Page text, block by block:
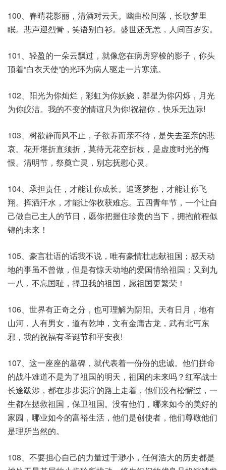
100、春晴花影丽，清酒对云天。幽曲松间落，长歌梦里
眠。悲声迎烈骨，笑语别白衫。盛世还无恙，人间百岁安。
101、轻盈的一朵云飘过，就像您在病房穿梭的影子，你头
顶着“白衣天使”的光环为病人驱走一片寒流。
102、阳光为你灿烂，彩虹为你妖娆，群星为你闪烁，月光
为你皎洁。我的不变的情谊只为你!祝福你，快乐无边际!
103、树欲静而风不止，子欲养而亲不待，是失去至亲的悲
哀。花开堪折直须折，莫待无花空折枝，是虚度时光的悔
恨。清明节，祭奠亡灵，别忘抚慰心灵。
104、承担责任，才能让你成长。追逐梦想，才能让你飞
翔。挥洒汗水，才能让你收获难忘。五四青年节，一个让自
己做自己主人的节日，愿你把握住珍贵的当下，拥抱前程似
锦的未来！
105、豪言壮语的话我不说，唯有豪情壮志献祖国；感天动
地的事虽不曾做，但是有惊天动地的爱国情给祖国；又到九
一八，不忘国耻，捍卫我的祖国，愿祖国更繁荣！
106、世界有正奇之分，也可理解为阴阳。天有日月，地有
山河，人有男女，道有乾坤，文有金庸古龙，武有北丐东
邪，我的祝福有圣诞节和平安夜!
107、这一座座的墓碑，就代表着一份份的忠诚。他们拼命
的战斗难道不是为了祖国的明天，祖国的未来吗？红军战士
长途跋涉，都在步步泥泞的路上走着，他们没有松懈过，一
生都在拯救祖国，保卫祖国。没有他们，哪来如今的美好的
家园，哪业如今的富裕生活，他们是创使者，他们尊敬他们
是理所当然的。
108、不要担心自己的力量过于渺小，任何浩大的历史都是